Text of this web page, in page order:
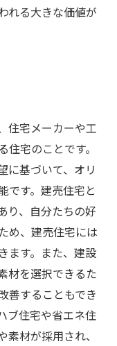
れる大きな価値が
住宅メーカーや工
宅のことです。
に基づいて、オリ
です。建売住宅と
り、自分たちの好
め、建売住宅には
ます。また、建設
材を選択できるた
善することもでき
ブ住宅や省エネ住
材が採用され、